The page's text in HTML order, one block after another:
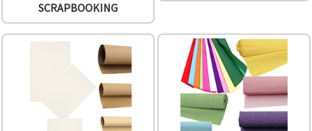
traficul și a
reclame
SCRAPBOOKING